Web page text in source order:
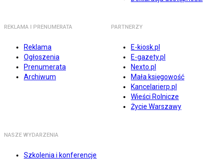
REKLAMA I PRENUMERATA
Reklama
Ogłoszenia
Prenumerata
Archiwum
PARTNERZY
E-kiosk.pl
E-gazety.pl
Nexto.pl
Mała księgowość
Kancelarierp.pl
Wieści Rolnicze
Życie Warszawy
NASZE WYDARZENIA
Szkolenia i konferencje